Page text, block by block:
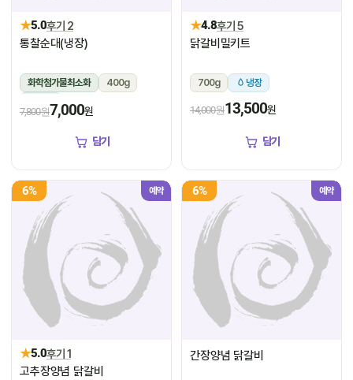
★5.0후기 2
통찰순대(냉장)
화학첨가물최소화
400g
냉장
7,800원7,000원
담기
★4.8후기 5
닭갈비밀키트
700g 냉장
14,000원13,500원
담기
6% 예약
★5.0후기 1
고추장양념 닭갈비
6% 예약
간장양념 닭갈비